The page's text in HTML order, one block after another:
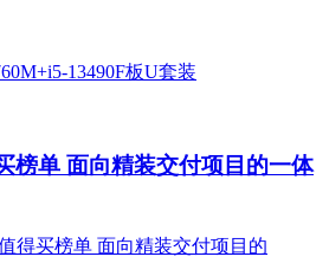
榜单 面向精装交付项目的一体